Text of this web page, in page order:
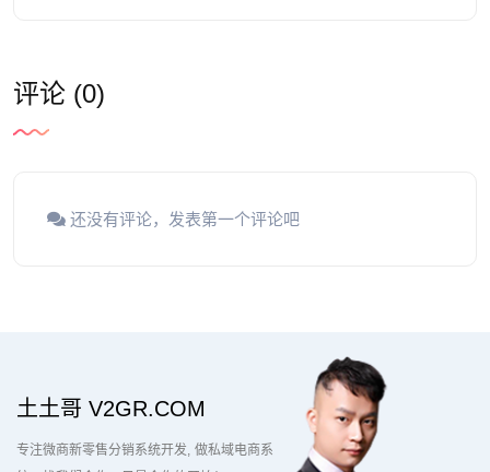
评论 (0)
还没有评论，发表第一个评论吧
土土哥 V2GR.COM
专注微商新零售分销系统开发 做私域电商系